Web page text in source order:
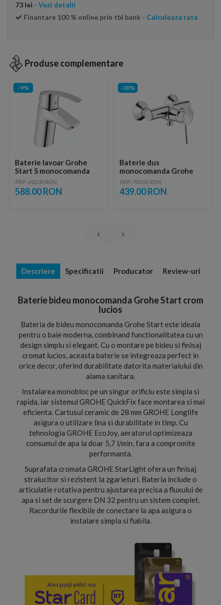
73 lei - Vezi detalii
Finantare 100 % online prin tbi bank - Calculeaza rata
Produse complementare
-9%
Baterie lavoar Grohe
Start S monocomanda
finisaj crom lucios
PRP: 642.00 RON
588.00 RON
-38%
Baterie dus
monocomanda Grohe
Start Classic crom lucios
PRP: 700.00 RON
439.00 RON
Descriere Specificatii Producator Review-uri
Baterie bideu monocomanda Grohe Start crom
lucios
Bateria de bideu monocomanda Grohe Start este ideala
pentru o baie moderna, combinand functionalitatea cu un
design simplu si elegant. Cu o montare pe bideu si finisaj
cromat lucios, aceasta baterie se integreaza perfect in
orice decor, oferind durabilitate datorita materialului din
alama sanitara.
Instalarea monobloc pe un singur orificiu este simpla si
rapida, iar sistemul GROHE QuickFix face montarea si mai
eficienta. Cartusul ceramic de 28 mm GROHE Longlife
asigura o utilizare lina si durabilitate in timp. Cu
tehnologia GROHE EcoJoy, aeratorul optimizeaza
consumul de apa la doar 5,7 l/min, fara a compromite
performanta.
Suprafata cromata GROHE StarLight ofera un finisaj
stralucitor si rezistent la zgarieturi. Bateria include o
articulatie rotativa pentru ajustarea precisa a fluxului de
apa si set de scurgere DN 32 pentru un sistem complet.
Racordurile flexibile de conectare la apa asigura o
instalare simpla si fiabila.